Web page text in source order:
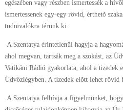
egészében vagy részben ismertessék a
ismertessenek egy-egy rövid, érthetõ
tudnivalókra térünk ki.
A Szentatya érintetlenül hagyja a
ahol megvan, tartsák meg a szokást, az
Vatikáni Rádió gyakorlata, ahol a tizedek
Üdvözlégyben. A tizedek elõtt lehet rövid
A Szentatya felhívja a figyelmünket,